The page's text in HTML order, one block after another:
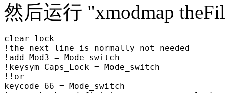
然后运行 "xmodmap
clear lock
!the next line is normally not needed
!add Mod3 = Mode_switch
!keysym Caps_Lock = Mode_switch
!!or
keycode 66 = Mode_switch